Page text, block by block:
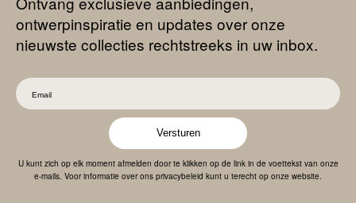
ontwerpinspiratie en updates over onze
nieuwste collecties rechtstreeks in uw inbox.
Versturen
U kunt zich op elk moment afmelden door te klikken op de link in de voettekst van onze
e-mails. Voor informatie over ons privacybeleid kunt u terecht op onze website.